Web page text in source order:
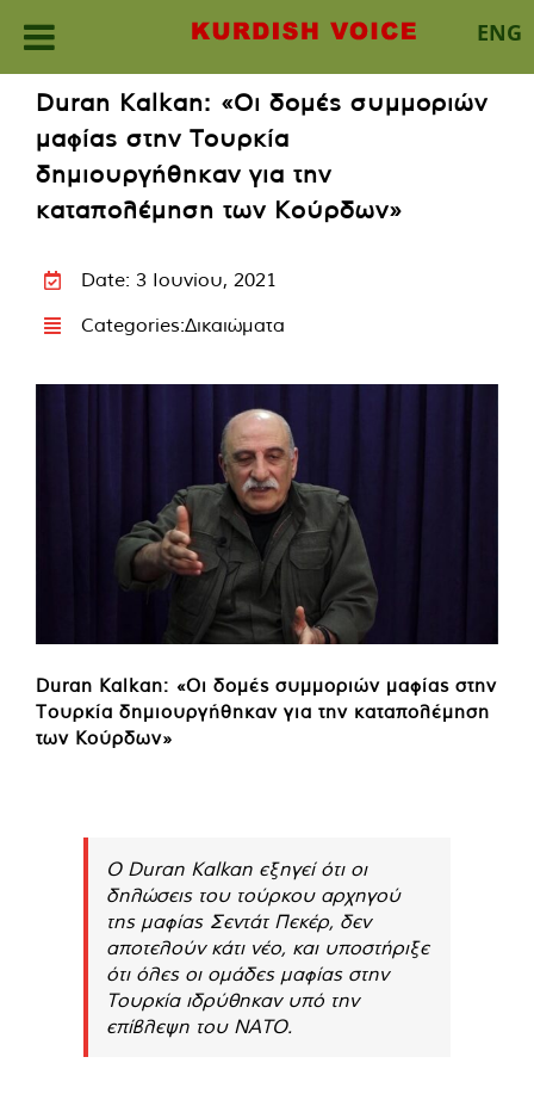
ENG
content
Duran Kalkan: «Οι δομές συμμοριών
μαφίας στην Τουρκία
δημιουργήθηκαν για την
καταπολέμηση των Κούρδων»
Date: 3 Ιουνίου, 2021
Categories:Δικαιώματα
Duran Kalkan: «Οι δομές συμμοριών μαφίας στην
Τουρκία δημιουργήθηκαν για την καταπολέμηση
των Κούρδων»
Ο Duran Kalkan εξηγεί ότι οι
δηλώσεις του τούρκου αρχηγού
της μαφίας Σεντάτ Πεκέρ, δεν
αποτελούν κάτι νέο, και υποστήριξε
ότι όλες οι ομάδες μαφίας στην
Τουρκία ιδρύθηκαν υπό την
επίβλεψη του ΝΑΤΟ.